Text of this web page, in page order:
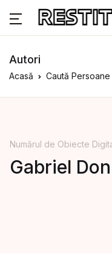
Autori
Acasă Caută Persoane
Numărul de Obiecte
Gabriel